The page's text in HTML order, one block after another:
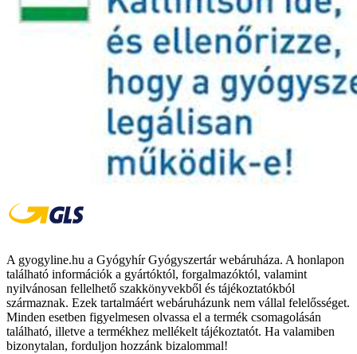
A gyogyline.hu a Gyógyhír Gyógyszertár webáruháza. A honlapon
található információk a gyártóktól, forgalmazóktól, valamint
nyilvánosan fellelhető szakkönyvekből és tájékoztatókból
származnak. Ezek tartalmáért webáruházunk nem vállal felelősséget.
Minden esetben figyelmesen olvassa el a termék csomagolásán
található, illetve a termékhez mellékelt tájékoztatót. Ha valamiben
bizonytalan, forduljon hozzánk bizalommal!